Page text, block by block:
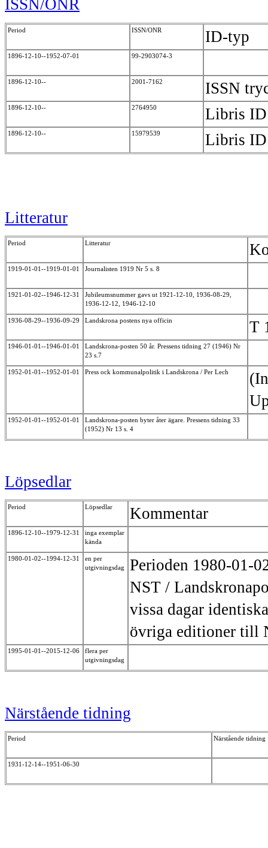
ISSN/ONR
Period ISSN/ONR ID-typ
1896-12-10--1952-07-01 99-2903074-3
1896-12-10-- 2001-7162 ISSN
1896-12-10-- 2764950 Libris
1896-12-10-- 15979539 Libris
Litteratur
Period Litteratur
1919-01-01--1919-01-01 Journalisten 1919 Nr 5 s. 8
1921-01-02--1946-12-31
Jubileumsnummer gavs ut 1921-12-10, 1936-08-29,
1936-12-12, 1946-12-10
1936-08-29--1936-09-29 Landskrona postens nya officin T
1946-01-01--1946-01-01
Landskrona-posten 50 år. Pressens tidning 27 (1946) Nr
23 s.7
1952-01-01--1952-01-01 Press ock kommunalpolitik i Landskrona / Per Lech
1952-01-01--1952-01-01
Landskrona-posten byter åter ägare. Pressens tidning 33
(1952) Nr 13 s. 4
Löpsedlar
Period Löpsedlar Kommentar
1896-12-10--1979-12-31
inga exemplar
kända
1980-01-02--1994-12-31
en per
utgivningsdag
Perioden 1980-01-
NST /
vissa dagar
övriga editioner till
1995-01-01--2015-12-06
flera per
utgivningsdag
Närstående tidning
Period Närstående tidning
1931-12-14--1951-06-30